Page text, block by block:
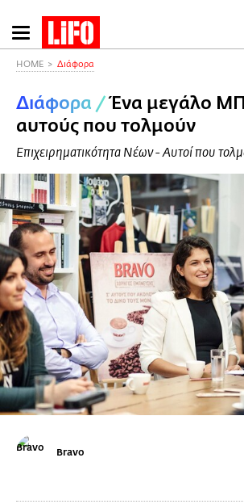
Παράκαμψη
προς
περιεχόμενο
HOME Διάφορα
Διάφορα /Ένα μεγάλο
αυτούς που τολμούν
Επιχειρηματικότητα Νέων - Αυτοί που
Bravo